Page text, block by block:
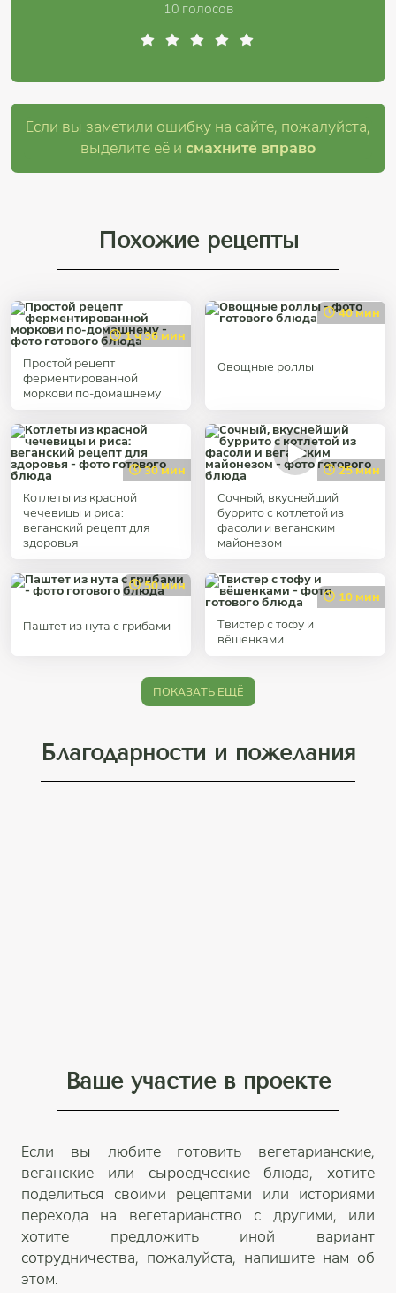
10 голосов
Если вы заметили ошибку на сайте, пожалуйста,
выделите её и смахните вправо
Похожие рецепты
1 ч 36 мин
Простой рецепт
ферментированной
моркови по-домашнему
40 мин
Овощные роллы
30 мин
Котлеты из красной
чечевицы и риса:
веганский рецепт для
здоровья
25 мин
Сочный, вкуснейший
буррито с котлетой из
фасоли и веганским
майонезом
50 мин
Паштет из нута с грибами
10 мин
Твистер с тофу и
вёшенками
ПОКАЗАТЬ ЕЩЁ
Благодарности и пожелания
Ваше участие в проекте
Если вы любите готовить вегетарианские,
веганские или сыроедческие блюда, хотите
поделиться своими рецептами или историями
перехода на вегетарианство с другими, или
хотите предложить иной вариант
сотрудничества, пожалуйста, напишите нам об
этом.